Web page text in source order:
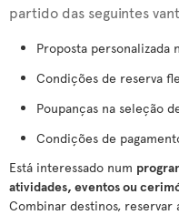
partido das seguintes
Proposta personalizada
Condições de reserva
Poupanças na seleção
Condições de
Está interessado num
atividades, eventos ou
Combinar destinos,